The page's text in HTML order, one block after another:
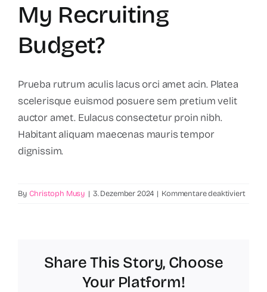
My Recruiting
Budget?
Prueba rutrum aculis lacus orci amet acin. Platea
scelerisque euismod posuere sem pretium velit
auctor amet. Eulacus consectetur proin nibh.
Habitant aliquam maecenas mauris tempor
dignissim.
By Christoph Musy | 3. Dezember 2024 | Kommentare deaktiviertfür
Share This Story, Choose
Your Platform!